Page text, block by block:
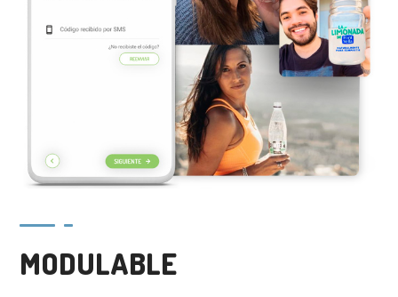
MODULABLE